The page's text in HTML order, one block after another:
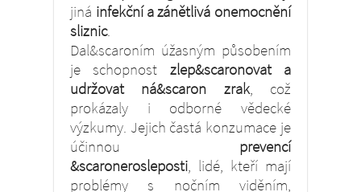
jiná infekční a zánětlivá onemocnění
sliznic.
Dal&scaroním úžasným působením
je schopnost zlep&scaronovat a
udržovat ná&scaron zrak, což
prokázaly i odborné vědecké
výzkumy. Jejich častá konzumace je
účinnou prevencí
&scaronerosleposti, lidé, kteří mají
problémy s nočním viděním,